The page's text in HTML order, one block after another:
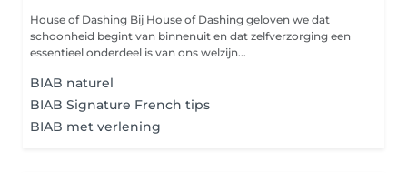
House of Dashing Bij House of Dashing geloven we dat
schoonheid begint van binnenuit en dat zelfverzorging een
essentieel onderdeel is van ons welzijn...
BIAB naturel
BIAB Signature French tips
BIAB met verlening